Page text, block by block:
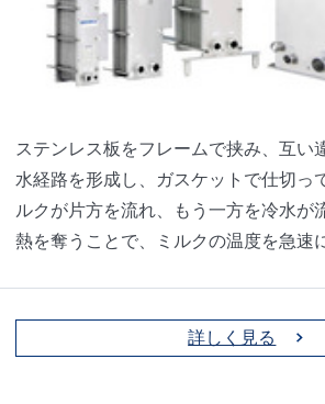
ステンレス板をフレームで挟み、互い
水経路を形成し、ガスケットで仕切っ
ルクが片方を流れ、もう一方を冷水が
熱を奪うことで、ミルクの温度を急速
詳しく見る